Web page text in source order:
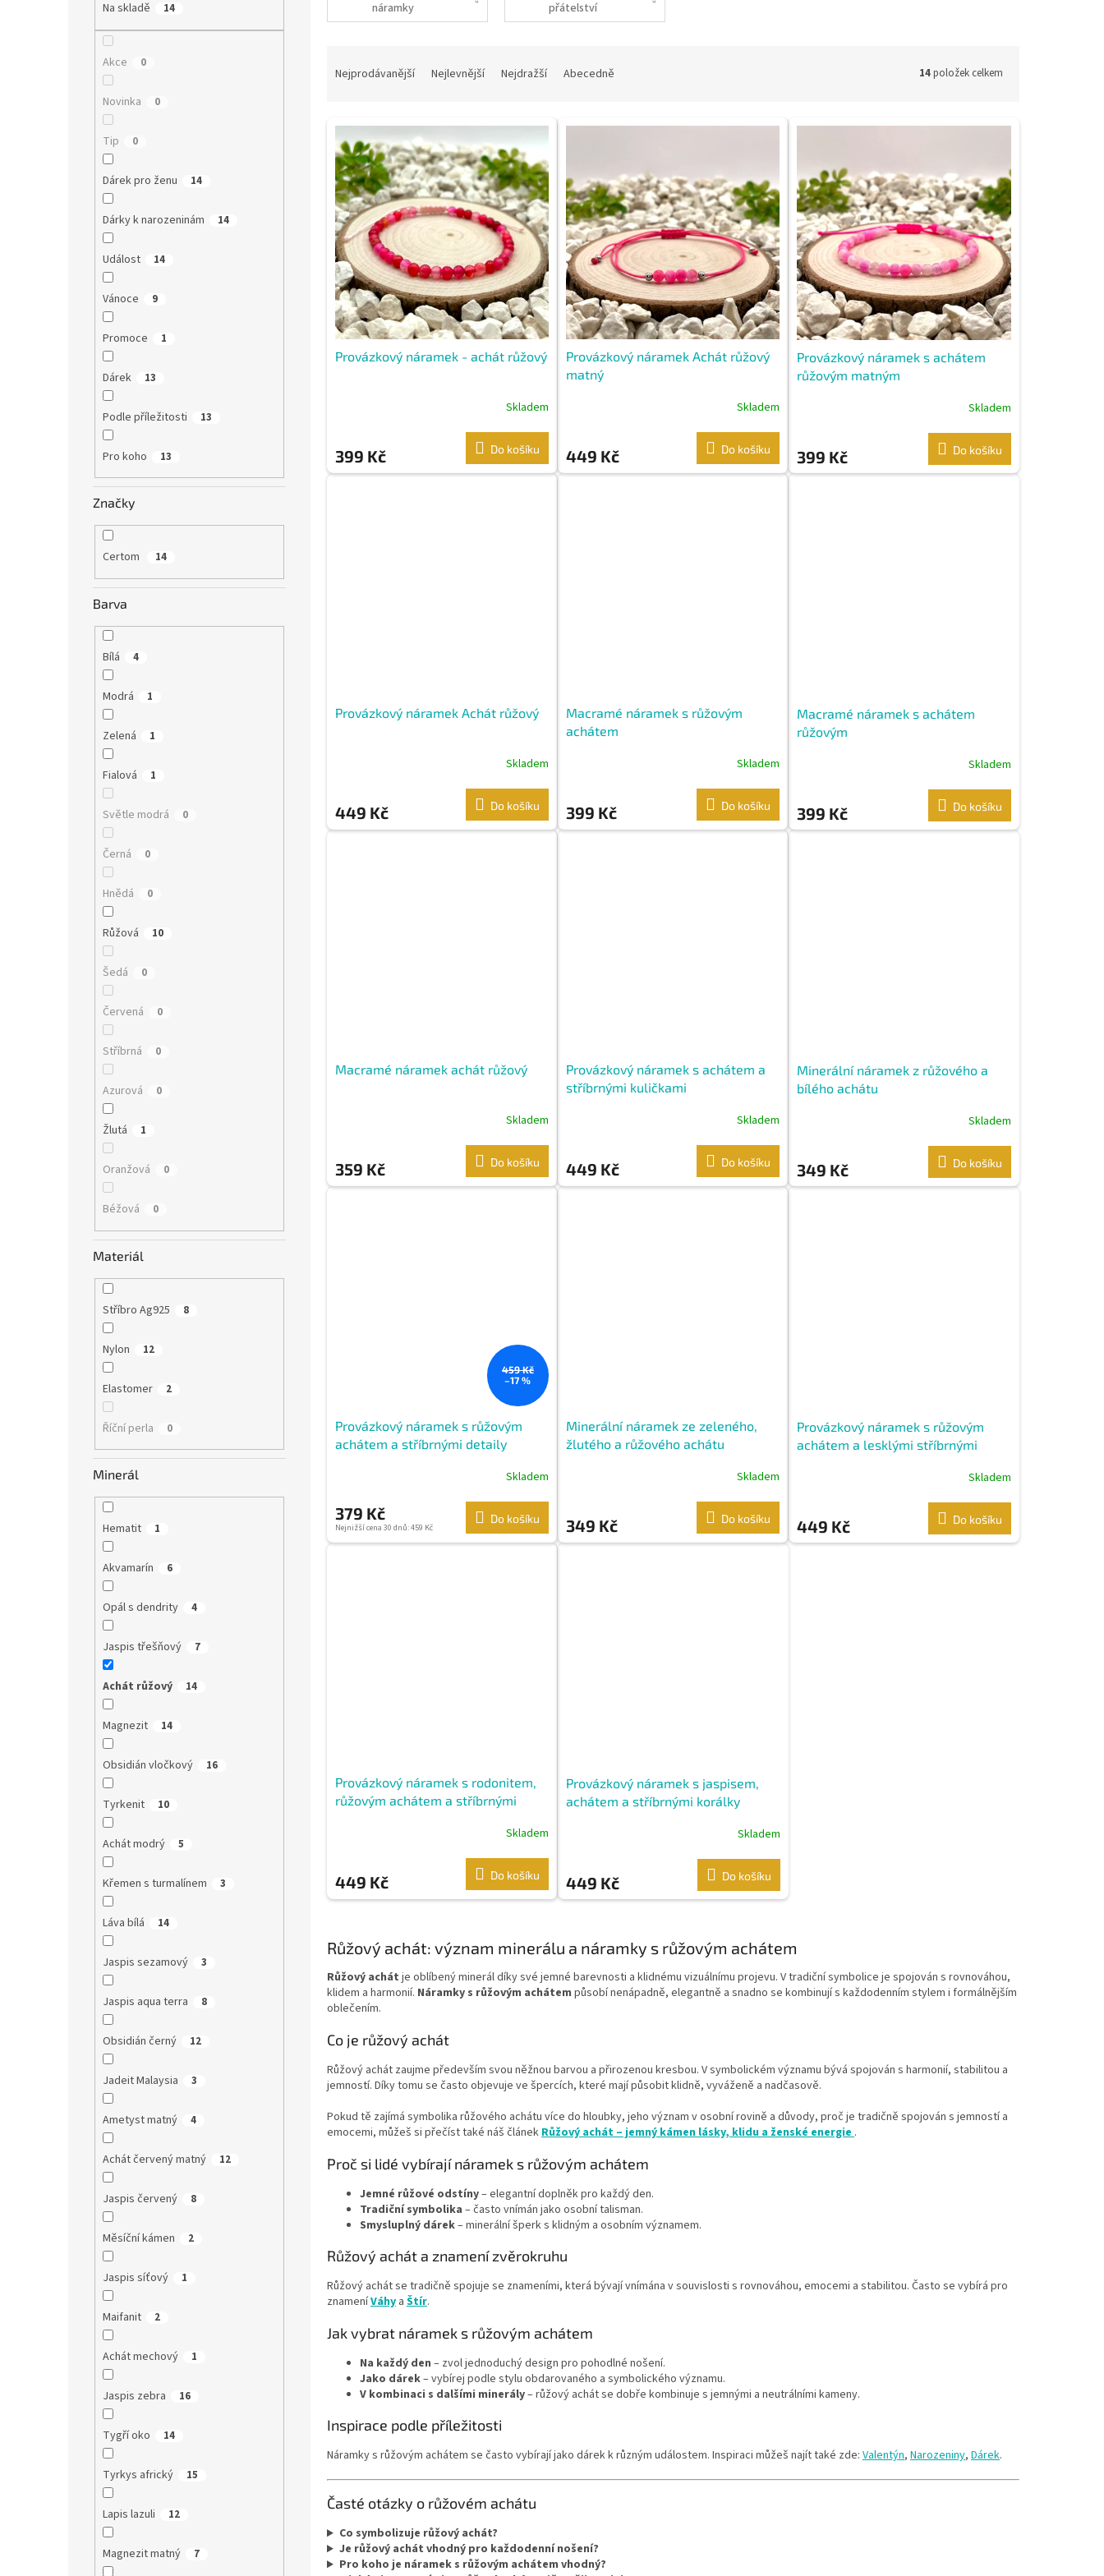
Na skladě 14
Akce 0
Novinka 0
Tip 0
Dárek pro ženu 14
Dárky k narozeninám 14
Událost 14
Vánoce 9
Promoce 1
Dárek 13
Podle příležitosti 13
Pro koho 13
Značky
Certom 14
Barva
Bílá 4
Modrá 1
Zelená 1
Fialová 1
Světle modrá 0
Černá 0
Hnědá 0
Růžová 10
Šedá 0
Červená 0
Stříbrná 0
Azurová 0
Žlutá 1
Oranžová 0
Béžová 0
Materiál
Stříbro Ag925 8
Nylon 12
Elastomer 2
Říční perla 0
Minerál
Hematit 1
Akvamarín 6
Opál s dendrity 4
Jaspis třešňový 7
Achát růžový 14
Magnezit 14
Obsidián vločkový 16
Tyrkenit 10
Achát modrý 5
Křemen s turmalínem 3
Láva bílá 14
Jaspis sezamový 3
Jaspis aqua terra 8
Obsidián černý 12
Jadeit Malaysia 3
Ametyst matný 4
Achát červený matný 12
Jaspis červený 8
Měsíční kámen 2
Jaspis síťový 1
Maifanit 2
Achát mechový 1
Jaspis zebra 16
Tygří oko 14
Tyrkys africký 15
Lapis lazuli 12
Magnezit matný 7
náramky
přátelství
n
p
Nejprodávanější Nejlevnější Nejdražší Abecedně 14položek celkem
V
p
p
Provázkový náramek - achát růžový
Skladem
399 Kč Do košíku
Provázkový náramek Achát růžový
matný
Skladem
449 Kč Do košíku
Provázkový náramek s achátem
růžovým matným
Skladem
399 Kč Do košíku
Provázkový náramek Achát růžový
Skladem
449 Kč Do košíku
Macramé náramek s růžovým
achátem
Skladem
399 Kč Do košíku
Macramé náramek s achátem
růžovým
Skladem
399 Kč Do košíku
Macramé náramek achát růžový
Skladem
359 Kč Do košíku
Provázkový náramek s achátem a
stříbrnými kuličkami
Skladem
449 Kč Do košíku
Minerální náramek z růžového a
bílého achátu
Skladem
349 Kč Do košíku
459 Kč
–17 %
Provázkový náramek s růžovým
achátem a stříbrnými detaily
Skladem
379 Kč
Nejnižší cena 30 dnů: 459 Kč
Do košíku
Minerální náramek ze zeleného,
žlutého a růžového achátu
Skladem
349 Kč Do košíku
Provázkový náramek s růžovým
achátem a lesklými stříbrnými
Skladem
449 Kč Do košíku
Provázkový náramek s rodonitem,
růžovým achátem a stříbrnými
Skladem
449 Kč Do košíku
Provázkový náramek s jaspisem,
achátem a stříbrnými korálky
Skladem
449 Kč Do košíku
l
d
a
v
k
v
ý
Růžový achát: význam minerálu a náramky s růžovým achátem
Růžový achát je oblíbený minerál díky své jemné barevnosti a klidnému vizuálnímu projevu. V tradiční symbolice je spojován s rovnováhou,
klidem a harmonií. Náramky s růžovým achátem působí nenápadně, elegantně a snadno se kombinují s každodenním stylem i formálnějším
oblečením.
Co je růžový achát
Růžový achát zaujme především svou něžnou barvou a přirozenou kresbou. V symbolickém významu bývá spojován s harmonií, stabilitou a
jemností. Díky tomu se často objevuje ve špercích, které mají působit klidně, vyváženě a nadčasově.
Pokud tě zajímá symbolika růžového achátu více do hloubky, jeho význam v osobní rovině a důvody, proč je tradičně spojován s jemností a
emocemi, můžeš si přečíst také náš článekRůžový achát – jemný kámen lásky, klidu a ženské energie .
Proč si lidé vybírají náramek s růžovým achátem
Jemné růžové odstíny– elegantní doplněk pro každý den.
Tradiční symbolika – často vnímán jako osobní talisman.
Smysluplný dárek– minerální šperk s klidným a osobním významem.
Růžový achát a znamení zvěrokruhu
Růžový achát se tradičně spojuje se znameními, která bývají vnímána v souvislosti s rovnováhou, emocemi a stabilitou. Často se vybírá pro
znameníVáhy a Štír.
Jak vybrat náramek s růžovým achátem
Na každý den – zvol jednoduchý design pro pohodlné nošení.
Jako dárek– vybírej podle stylu obdarovaného a symbolického významu.
V kombinaci s dalšími minerály– růžový achát se dobře kombinuje s jemnými a neutrálními kameny.
Inspirace podle příležitosti
Náramky s růžovým achátem se často vybírají jako dárek k různým událostem. Inspiraci můžeš najít také zde: Valentýn, Narozeniny, Dárek.
Časté otázky o růžovém achátu
Co symbolizuje růžový achát?
Je růžový achát vhodný pro každodenní nošení?
Pro koho je náramek s růžovým achátem vhodný?